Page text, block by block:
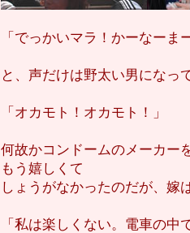
「でっかいマラ！かーなーま
と、声だけは野太い男になっ
「オカモト！オカモト！」
何故かコンドームのメーカー
もう嬉しくて
しょうがなかったのだが、嫁
「私は楽しくない。電車の